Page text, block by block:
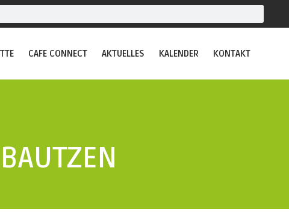
CAFE CONNECT AKTUELLES KALENDER KONTAKT